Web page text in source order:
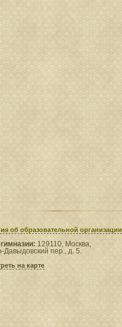
об образовательной организации
129110, Москва,
Давыдовский пер., д. 5.
на карте